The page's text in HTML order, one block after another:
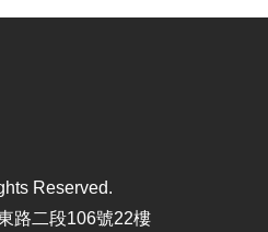
Reserved.
路二段106號22樓